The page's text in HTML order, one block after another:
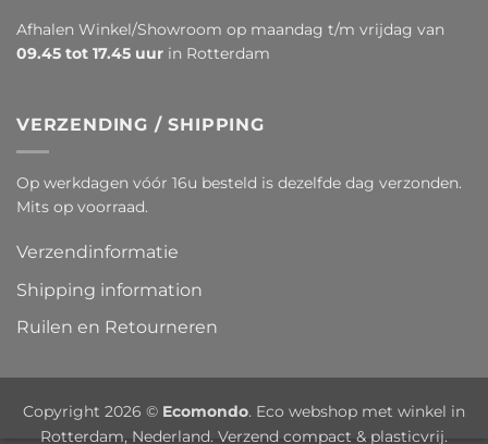
Afhalen Winkel/Showroom op maandag t/m vrijdag van
09.45 tot 17.45 uur in Rotterdam
VERZENDING / SHIPPING
Op werkdagen vóór 16u besteld is dezelfde dag verzonden.
Mits op voorraad.
Verzendinformatie
Shipping information
Ruilen en Retourneren
Copyright 2026 © Ecomondo. Eco webshop met winkel in
Rotterdam, Nederland. Verzend compact & plasticvrij.